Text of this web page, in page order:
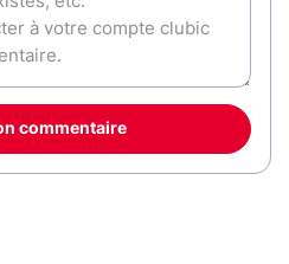
commentaire